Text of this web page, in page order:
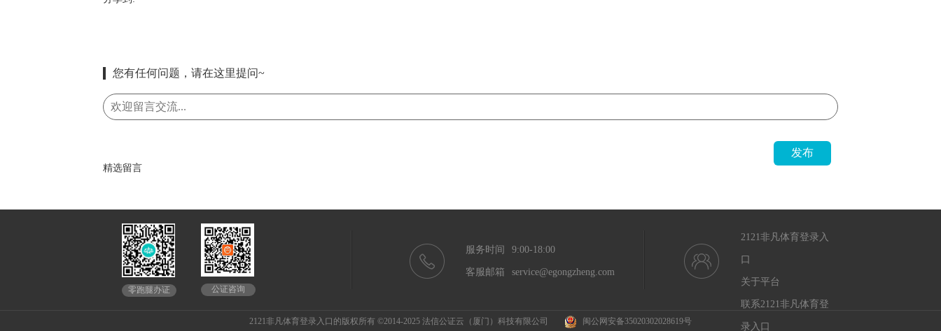
您有任何问题，请在这里提问~
发布
精选留言
零跑腿办证 公证咨询
服务时间 9:00-18:00
客服邮箱 service@egongzheng.com
2121非凡体育登录入
口
关于平台
联系2121非凡体育登
录入口
2121非凡体育登录入口的版权所有 ©2014-2025 法信公证云（厦门）科技有限公司 闽公网安备35020302028619号